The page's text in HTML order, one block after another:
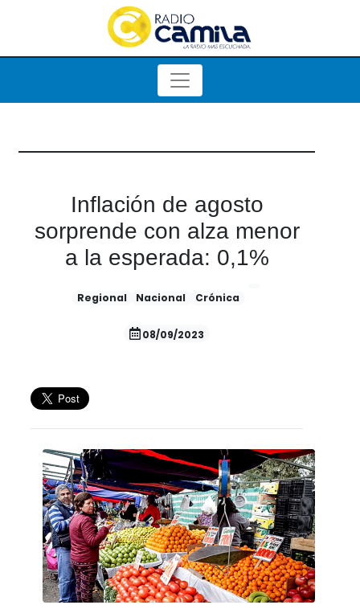
Inflación de agosto
sorprende con alza menor
a la esperada: 0,1%
Regional Nacional Crónica
08/09/2023